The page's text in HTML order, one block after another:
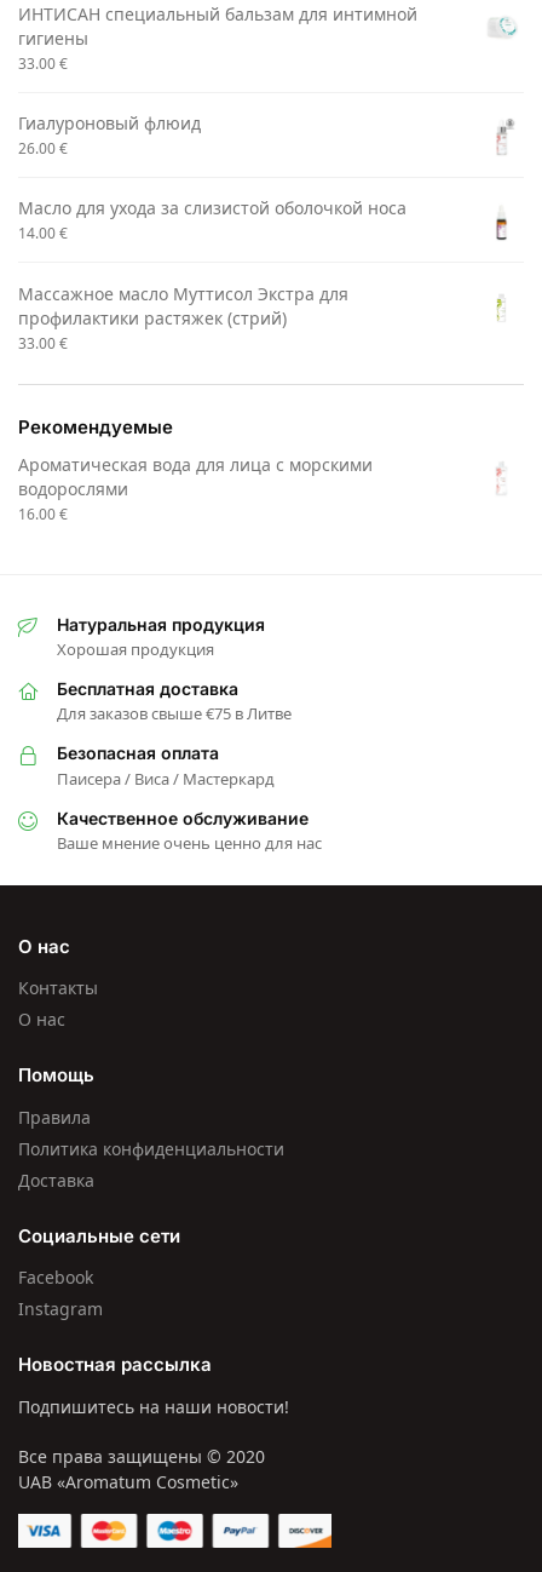
ИНТИСАН специальный бальзам для интимной
гигиены
33.00€
Гиалуроновый флюид
26.00€
Маслo для ухода за слизистой оболочкой носа
14.00€
Массажное масло Муттисол Экстра для
профилактики растяжек (стрий)
33.00€
Рекомендуемые
Ароматическая вода для лица с морскими
водорослями
16.00€
Натуральная продукция
Хорошая продукция
Бесплатная доставка
Для заказов свыше €75 в Литве
Безопасная оплата
Паисера / Виса / Мастеркард
Качественное обслуживание
Ваше мнение очень ценно для нас
О нас
Контакты
О нас
Помощь
Правила
Политика конфиденциальности
Доставка
Социальные сети
Facebook
Instagram
Новостная рассылка
Подпишитесь на наши новости!
Все права защищены © 2020
UAB «Aromatum Cosmetic»